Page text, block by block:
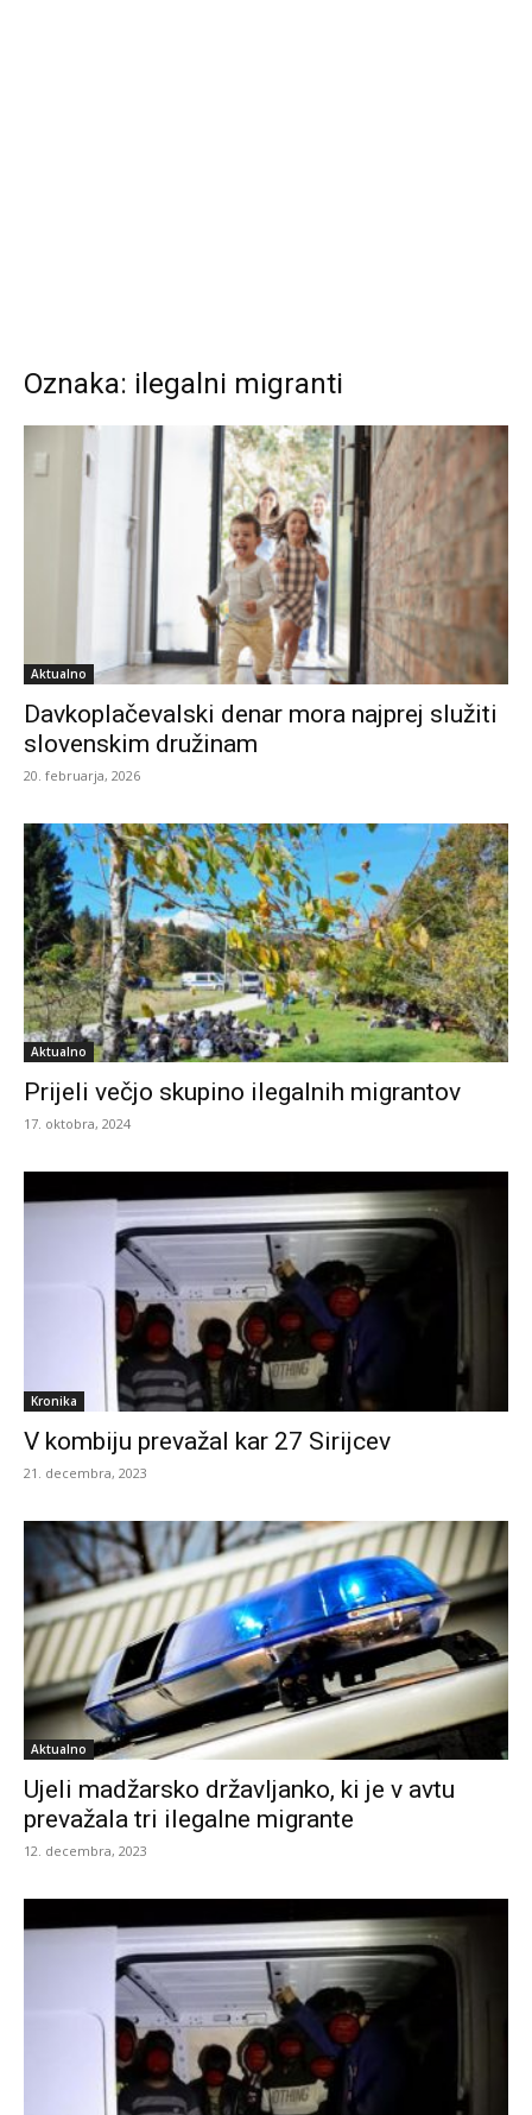
Oznaka: ilegalni migranti
Aktualno
Davkoplačevalski denar mora najprej služiti
slovenskim družinam
20. februarja, 2026
Aktualno
Prijeli večjo skupino ilegalnih migrantov
17. oktobra, 2024
Kronika
V kombiju prevažal kar 27 Sirijcev
21. decembra, 2023
Aktualno
Ujeli madžarsko državljanko, ki je v avtu
prevažala tri ilegalne migrante
12. decembra, 2023